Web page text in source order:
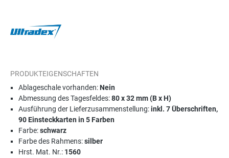
PRODUKTEIGENSCHAFTEN
Ablageschale vorhanden:Nein
Abmessung des Tagesfeldes:80 x 32 mm (B x H)
Ausführung der Lieferzusammenstellung:inkl. 7 Überschriften,
90 Einsteckkarten in 5 Farben
Farbe:schwarz
Farbe des Rahmens:silber
Hrst. Mat. Nr.: 1560